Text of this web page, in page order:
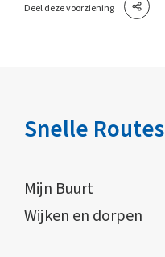
Deel deze voorziening
Snelle Routes
Mijn Buurt
Wijken en dorpen